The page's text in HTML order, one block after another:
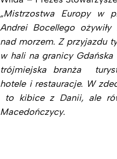
„Mistrzostwa Europy w
Andrei Bocellego
nad morzem. Z przyjazdu
w hali na granicy Gdańska
trójmiejska branża
hotele i restauracje. W
to kibice z Danii, ale
Macedończycy.